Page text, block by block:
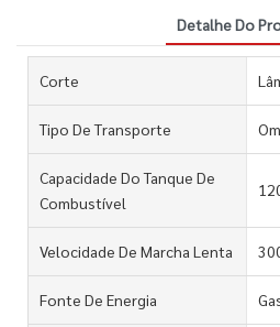
Detalhe Do
Corte
Tipo De Transporte
Capacidade Do Tanque De
Combustível
Velocidade De Marcha Lenta
Fonte De Energia